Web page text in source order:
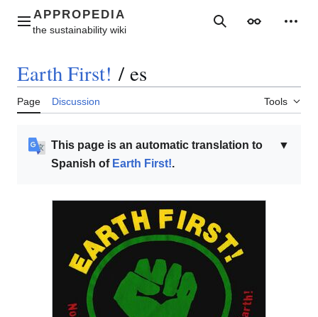
contentMain menu SearchAppearance
Earth First! / es
Page Discussion Tools
▼
This page is an automatic translation to
Spanish of Earth First!.